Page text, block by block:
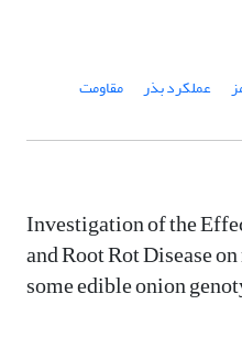
عملکرد بذر مقاومت
Investigation of the
and Root Rot Disease
some edible onion